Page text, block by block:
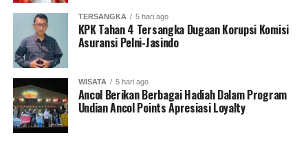
TERSANGKA 5 hari ago
KPK Tahan 4 Tersangka Dugaan Korupsi Komisi
Asuransi Pelni-Jasindo
WISATA 5 hari ago
Ancol Berikan Berbagai Hadiah Dalam Program
Undian Ancol Points Apresiasi Loyalty